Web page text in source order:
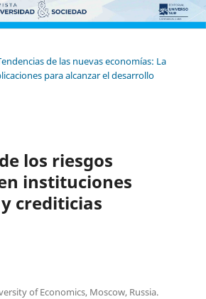
de las nuevas economías: La
para alcanzar el desarrollo
los riesgos
instituciones
crediticias
of Economics, Moscow, Russia.